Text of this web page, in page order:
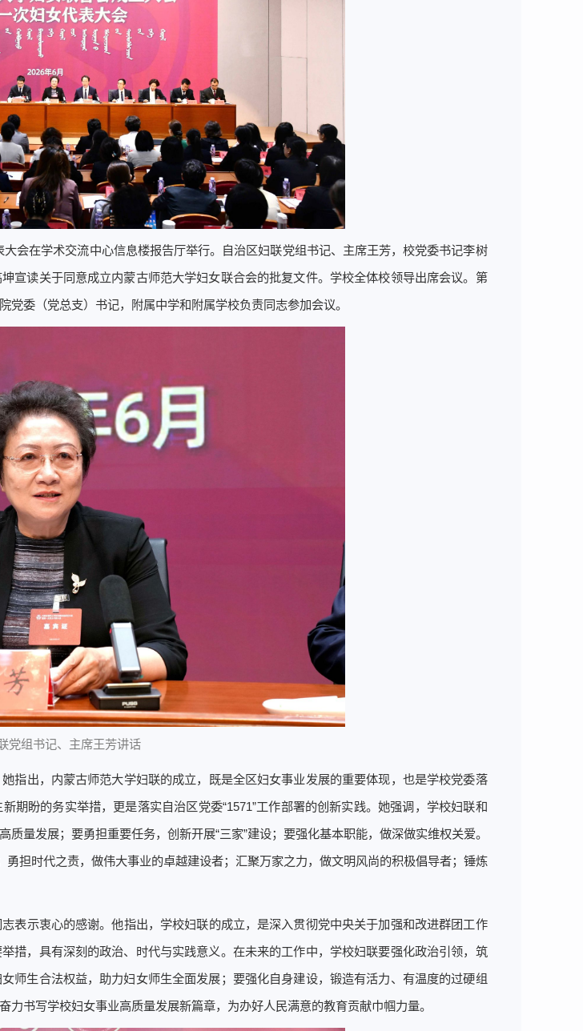
会在学术交流中心信息楼报告厅举行。自治区妇联党组书记、主席王芳，校党委书记李树
宣读关于同意成立内蒙古师范大学妇女联合会的批复文件。学校全体校领导出席会议。第
委（党总支）书记，附属中学和附属学校负责同志参加会议。
党组书记、主席王芳讲话
指出，内蒙古师范大学妇联的成立，既是全区妇女事业发展的重要体现，也是学校党委落
期盼的务实举措，更是落实自治区党委“1571”工作部署的创新实践。她强调，学校妇联和
量发展；要勇担重要任务，创新开展“三家”建设；要强化基本职能，做深做实维权关爱。
担时代之责，做伟大事业的卓越建设者；汇聚万家之力，做文明风尚的积极倡导者；锤炼
表示衷心的感谢。他指出，学校妇联的成立，是深入贯彻党中央关于加强和改进群团工作
措，具有深刻的政治、时代与实践意义。在未来的工作中，学校妇联要强化政治引领，筑
师生合法权益，助力妇女师生全面发展；要强化自身建设，锻造有活力、有温度的过硬组
书写学校妇女事业高质量发展新篇章，为办好人民满意的教育贡献巾帼力量。